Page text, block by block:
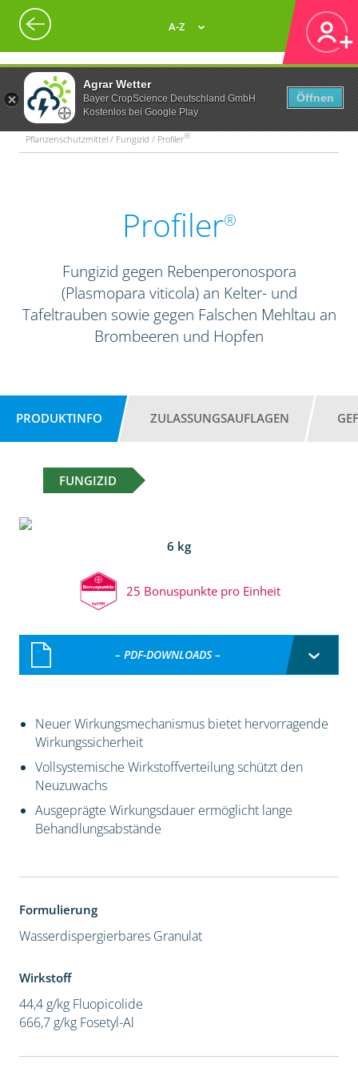
Agrar Wetter
Bayer CropScience Deutschland GmbH
Kostenlos bei Google Play
Öffnen
A-Z
Pflanzenschutzmittel / Fungizid / Profiler®
Profiler®
Fungizid gegen Rebenperonospora
(Plasmopara viticola) an Kelter- und
Tafeltrauben sowie gegen Falschen Mehltau an
Brombeeren und Hopfen
PRODUKTINFO ZULASSUNGSAUFLAGEN
FUNGIZID
6 kg
25 Bonuspunkte pro Einheit
– PDF-DOWNLOADS –
Neuer Wirkungsmechanismus bietet hervorragende
Wirkungssicherheit
Vollsystemische Wirkstoffverteilung schützt den
Neuzuwachs
Ausgeprägte Wirkungsdauer ermöglicht lange
Behandlungsabstände
Formulierung
Wasserdispergierbares Granulat
Wirkstoff
44,4 g/kg Fluopicolide
666,7 g/kg Fosetyl-Al